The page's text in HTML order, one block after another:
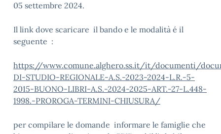
05 settembre 2024.
Il link dove scaricare il bando e le modalità é il
seguente :
https://www.comune.alghero.ss.it/it/documenti/
DI-STUDIO-REGIONALE-A.S.-2023-2024-L.R.-5-
2015-BUONO-LIBRI-A.S.-2024-2025-ART.-27-L.448-
1998.-PROROGA-TERMINI-CHIUSURA/
per compilare le domande informare le famiglie che